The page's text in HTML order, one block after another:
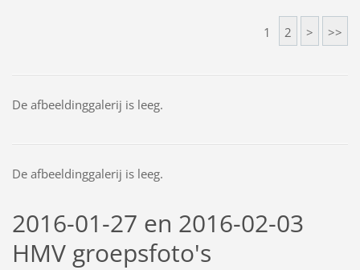
1 2 > >>
De afbeeldinggalerij is leeg.
De afbeeldinggalerij is leeg.
2016-01-27 en 2016-02-03
HMV groepsfoto's